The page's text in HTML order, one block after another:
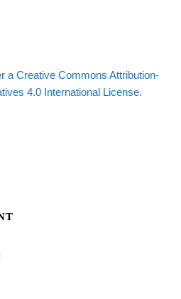
a Creative Commons Attribution-
4.0 International License.